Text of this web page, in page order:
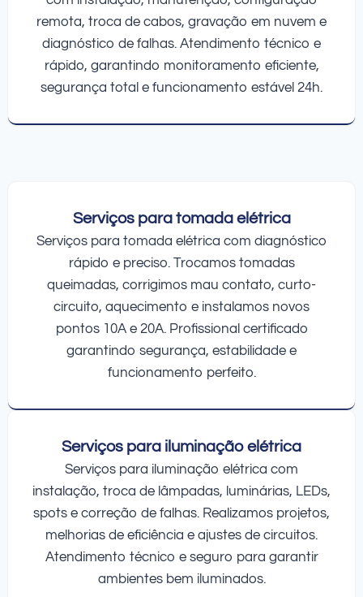
remota, troca de cabos, gravação em nuvem e
diagnóstico de falhas. Atendimento técnico e
rápido, garantindo monitoramento eficiente,
segurança total e funcionamento estável 24h.
Serviços para tomada elétrica
Serviços para tomada elétrica com diagnóstico
rápido e preciso. Trocamos tomadas
queimadas, corrigimos mau contato, curto-
circuito, aquecimento e instalamos novos
pontos 10A e 20A. Profissional certificado
garantindo segurança, estabilidade e
funcionamento perfeito.
Serviços para iluminação elétrica
Serviços para iluminação elétrica com
instalação, troca de lâmpadas, luminárias, LEDs,
spots e correção de falhas. Realizamos projetos,
melhorias de eficiência e ajustes de circuitos.
Atendimento técnico e seguro para garantir
ambientes bem iluminados.